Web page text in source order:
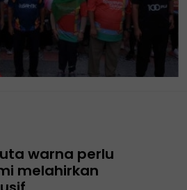
warna perlu
melahirkan